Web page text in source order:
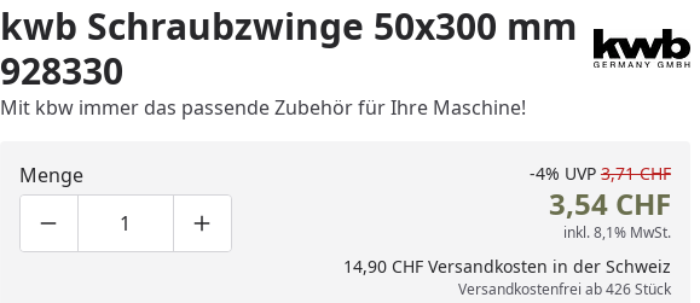
kwb Schraubzwinge 50x300 mm
928330
Mit kbw immer das passende Zubehör für Ihre Maschine!
Menge
Produktmenge um eins verringern
Produktmenge manuell eingeben
Produktmenge um eins erhöhen
-4% UVP 3,71 CHF
3,54 CHF
inkl. 8,1% MwSt.
14,90 CHF Versandkosten in der Schweiz
Versandkostenfrei ab 426 Stück